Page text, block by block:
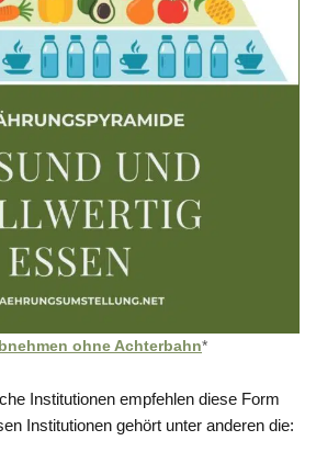
ohne Achterbahn*
Institutionen empfehlen diese Form
Institutionen gehört unter anderen die: